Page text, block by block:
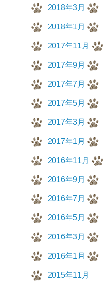
2018年3月
2018年1月
2017年11月
2017年9月
2017年7月
2017年5月
2017年3月
2017年1月
2016年11月
2016年9月
2016年7月
2016年5月
2016年3月
2016年1月
2015年11月